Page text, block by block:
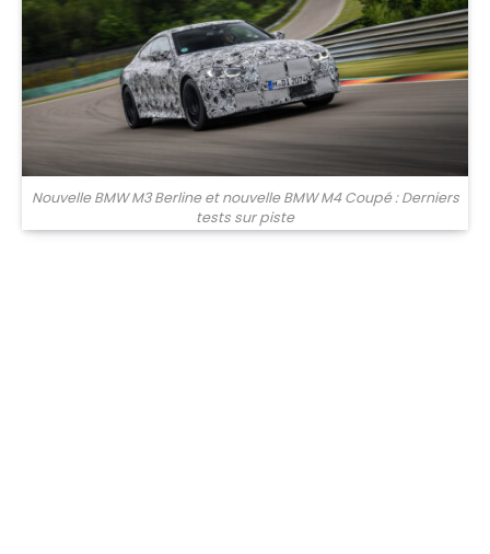
Nouvelle BMW M3 Berline et nouvelle BMW M4 Coupé : Derniers
tests sur piste